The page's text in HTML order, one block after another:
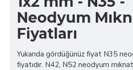
Neodyum
Fiyatları
Yukarıda gördüğünüz fiyat N35
fiyatıdır. N42, N52 neodyum